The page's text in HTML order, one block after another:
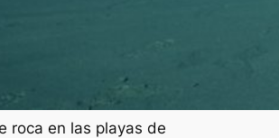
roca en las playas de